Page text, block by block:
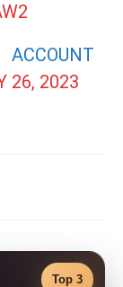
26, 2023
Top 3